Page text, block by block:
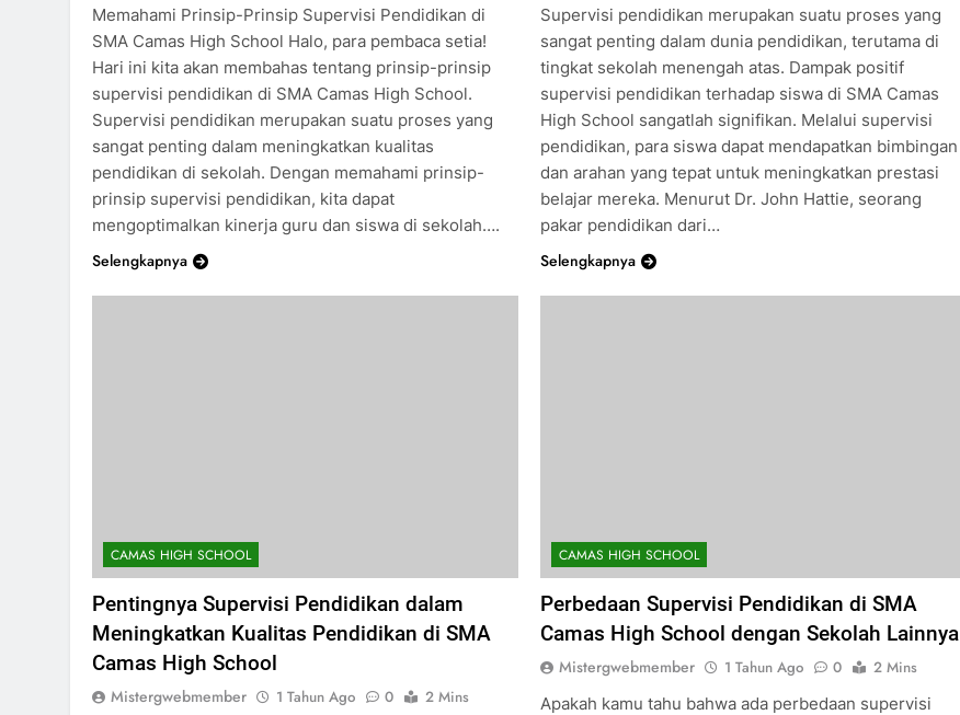
Memahami Prinsip-Prinsip Supervisi Pendidikan di
SMA Camas High School Halo, para pembaca setia!
Hari ini kita akan membahas tentang prinsip-prinsip
supervisi pendidikan di SMA Camas High School.
Supervisi pendidikan merupakan suatu proses yang
sangat penting dalam meningkatkan kualitas
pendidikan di sekolah. Dengan memahami prinsip-
prinsip supervisi pendidikan, kita dapat
mengoptimalkan kinerja guru dan siswa di sekolah….
Selengkapnya
Supervisi pendidikan merupakan suatu proses yang
sangat penting dalam dunia pendidikan, terutama di
tingkat sekolah menengah atas. Dampak positif
supervisi pendidikan terhadap siswa di SMA Camas
High School sangatlah signifikan. Melalui supervisi
pendidikan, para siswa dapat mendapatkan bimbingan
dan arahan yang tepat untuk meningkatkan prestasi
belajar mereka. Menurut Dr. John Hattie, seorang
pakar pendidikan dari…
Selengkapnya
CAMAS HIGH SCHOOL
Pentingnya Supervisi Pendidikan dalam
Meningkatkan Kualitas Pendidikan di SMA
Camas High School
Mistergwebmember 1 Tahun Ago 0
2 Mins
CAMAS HIGH SCHOOL
Perbedaan Supervisi Pendidikan di SMA
Camas High School dengan Sekolah Lainnya
Mistergwebmember 1 Tahun Ago 0
2 Mins
Apakah kamu tahu bahwa ada perbedaan supervisi